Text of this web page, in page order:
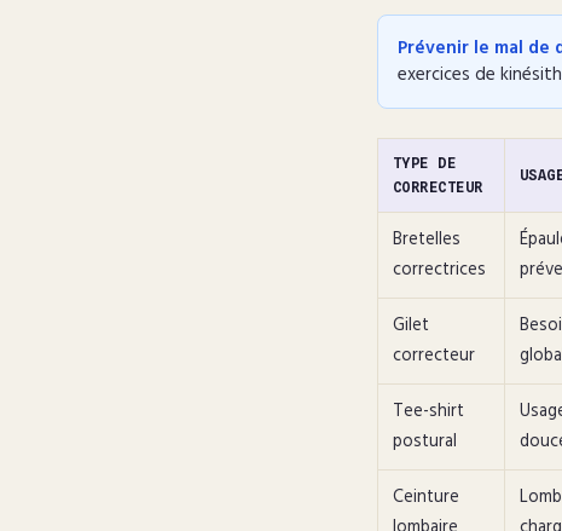
Prévenir le mal de
exercices de
TYPE DE
CORRECTEUR
Bretelles
correctrices
Gilet
correcteur
Tee-shirt
postural
Ceinture